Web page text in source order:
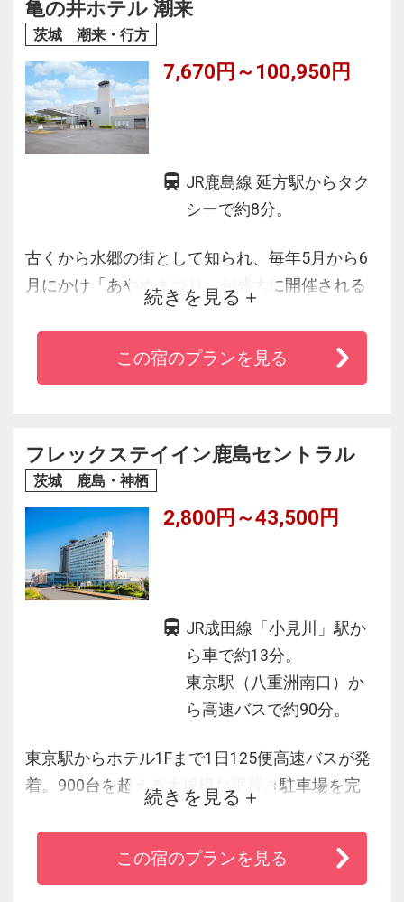
の食事施設、コンビニあり♪
です！
亀の井ホテル 潮来
茨城 潮来・行方
7,670円～100,950円
JR鹿島線 延方駅からタク
シーで約8分。
古くから水郷の街として知られ、毎年5月から6
月にかけ「あやめまつり」が盛大に開催される
のどかな田園風景が広がり、足をのばせば小江
戸・佐原や鹿島神宮など、歴史を訪ねる旅も楽
浦の風景を眺め、こだわりの味と、真心のサー
ビスでおつくろぎください。
続きを見る
この宿のプランを見る
フレックステイイン鹿島セントラル
茨城 鹿島・神栖
2,800円～43,500円
JR成田線「小見川」駅か
ら車で約13分。
東京駅（八重洲南口）か
ら高速バスで約90分。
東京駅からホテル1Fまで1日125便高速バスが発
着。900台を超える大規模な平置き駐車場を完
備。鹿島臨海工業地帯や鹿島神宮など県内の主
要スポットにも近く、ビジネスや観光に便利な
ロケーション。チェックイン・アウトは隣接す
続きを見る
この宿のプランを見る